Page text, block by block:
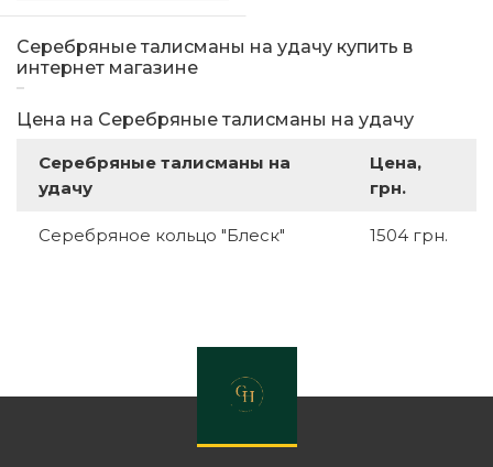
Серебряные талисманы на удачу купить в
интернет магазине
Цена на Серебряные талисманы на удачу
Серебряные талисманы на
удачу
Цена,
грн.
Серебряное кольцо "Блеск" 1504 грн.